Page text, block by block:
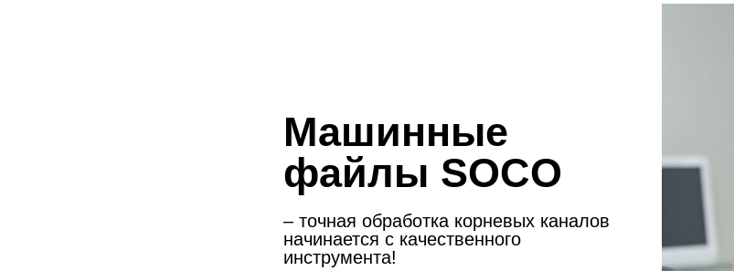
Машинные
файлы SOCO
– точная обработка корневых каналов
начинается с качественного
инструмента!